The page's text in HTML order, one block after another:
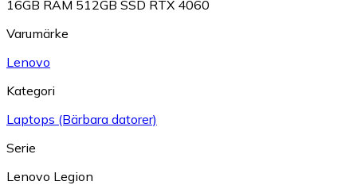
16GB RAM 512GB SSD RTX 4060
Varumärke
Lenovo
Kategori
Laptops (Bärbara datorer)
Serie
Lenovo Legion